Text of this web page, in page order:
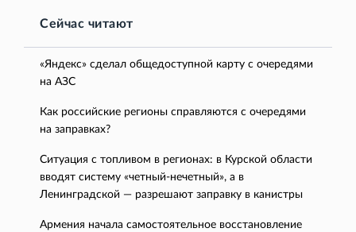
Сейчас читают
«Яндекс» сделал общедоступной карту с очередями
на АЗС
Как российские регионы справляются с очередями
на заправках?
Ситуация с топливом в регионах: в Курской области
вводят систему «четный-нечетный», а в
Ленинградской — разрешают заправку в канистры
Армения начала самостоятельное восстановление